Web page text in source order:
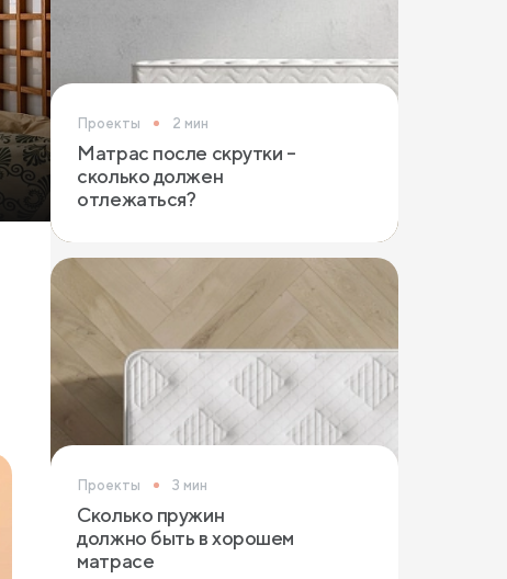
Проекты 2 мин
Матрас после скрутки –
сколько должен
отлежаться?
Проекты 3 мин
Сколько пружин
должно быть в хорошем
матрасе